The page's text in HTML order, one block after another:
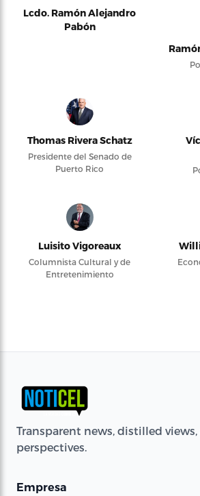
Lcdo. Ramón Alejandro
Pabón
Thomas Rivera Schatz
Presidente del Senado de
Puerto Rico
Luisito Vigoreaux
Columnista Cultural y de
Entretenimiento
Transparent news, distilled
perspectives.
Empresa